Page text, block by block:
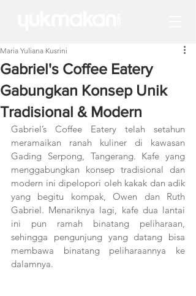
Gabriel's Coffee Eatery
Gabungkan Konsep Unik
Tradisional & Modern
Maria Yuliana Kusrini
Gabriel’s Coffee Eatery telah setahun
meramaikan ranah kuliner di kawasan
Gading Serpong, Tangerang. Kafe yang
menggabungkan konsep tradisional dan
modern ini dipelopori oleh kakak dan adik
yang begitu kompak, Owen dan Ruth
Gabriel. Menariknya lagi, kafe dua lantai
ini pun ramah binatang peliharaan,
sehingga pengunjung yang datang bisa
membawa binatang peliharaannya ke
dalamnya.